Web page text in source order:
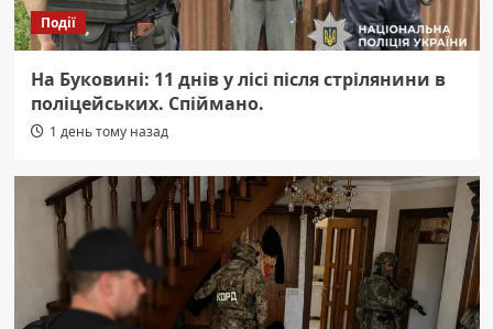
Події
На Буковині: 11 днів у лісі після стрілянини в
поліцейських. Спіймано.
1 день тому назад